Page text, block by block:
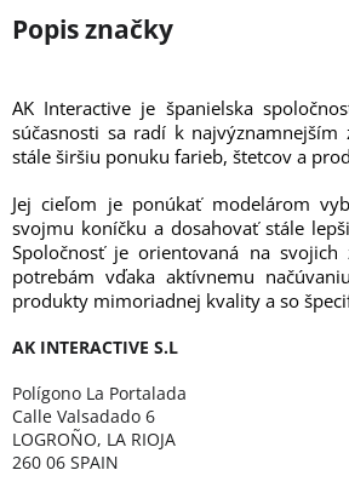
AK Interactive je španielska
súčasnosti sa radí k
stále širšiu ponuku farieb, štetcov a
Jej cieľom je ponúkať modelárom
svojmu koníčku a dosahovať stále
Spoločnosť je orientovaná na
potrebám vďaka aktívnemu
produkty mimoriadnej kvality a so
AK INTERACTIVE S.L
Polígono La Portalada
Calle Valsadado 6
LOGROÑO, LA RIOJA
260 06 SPAIN